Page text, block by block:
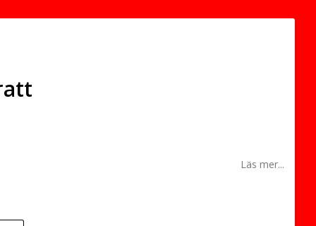
Läs mer...